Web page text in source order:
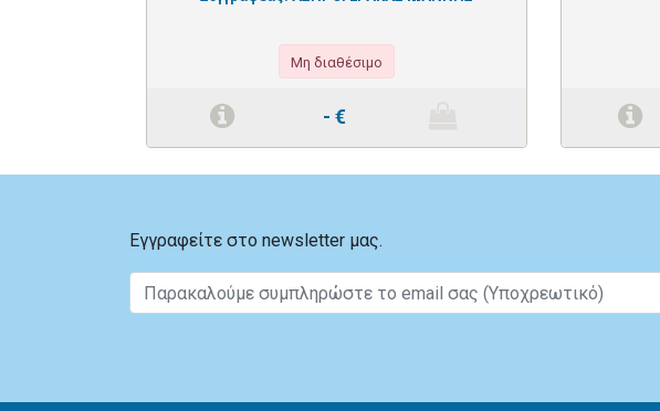
Μη διαθέσιμο
- €
Εγγραφείτε στο newsletter μας.